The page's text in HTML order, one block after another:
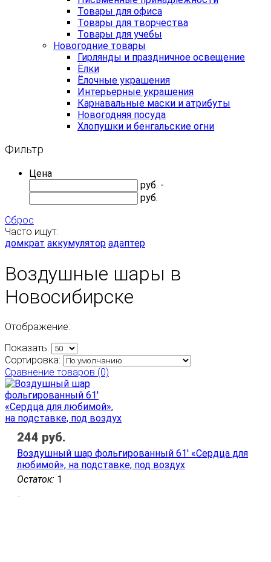
Товары для офиса
Товары для творчества
Товары для учебы
Новогодние товары
Гирлянды и праздничное освещение
Ёлки
Ёлочные украшения
Интерьерные украшения
Карнавальные маски и атрибуты
Новогодняя посуда
Хлопушки и бенгальские огни
Фильтр
Цена
руб. -
руб.
Сброс
Часто ищут:
домкрат аккумулятор адаптер
Воздушные шары в
Новосибирске
Отображение:
Показать:
Сортировка:
Сравнение товаров (0)
Остаток: 1
Воздушный шар фольгированный 61' «Сердца для
любимой», на подставке, под воздух
..
244 руб.